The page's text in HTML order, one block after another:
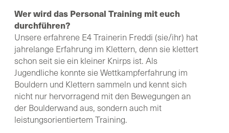
Wer wird das Personal Training mit euch
durchführen?
Unsere erfahrene E4 Trainerin Freddi (sie/ihr) hat
jahrelange Erfahrung im Klettern, denn sie klettert
schon seit sie ein kleiner Knirps ist. Als
Jugendliche konnte sie Wettkampferfahrung im
Bouldern und Klettern sammeln und kennt sich
nicht nur hervorragend mit den Bewegungen an
der Boulderwand aus, sondern auch mit
leistungsorientiertem Training.